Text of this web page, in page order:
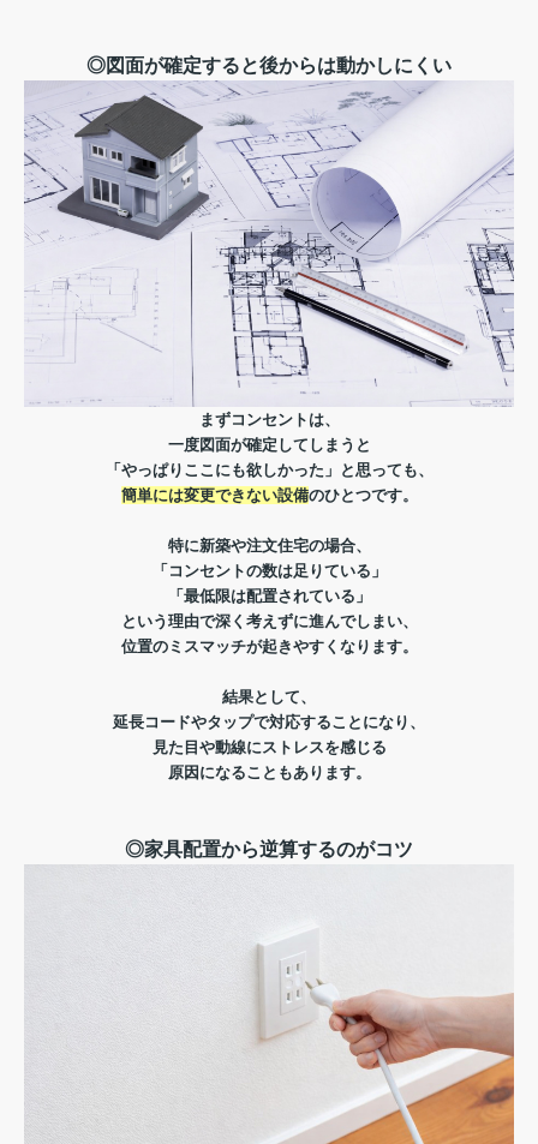
◎図面が確定すると後からは動かしにくい
まずコンセントは、
一度図面が確定してしまうと
「やっぱりここにも欲しかった」と思っても、
簡単には変更できない設備のひとつです。
特に新築や注文住宅の場合、
「コンセントの数は足りている」
「最低限は配置されている」
という理由で深く考えずに進んでしまい、
位置のミスマッチが起きやすくなります。
結果として、
延長コードやタップで対応することになり、
見た目や動線にストレスを感じる
原因になることもあります。
◎家具配置から逆算するのがコツ